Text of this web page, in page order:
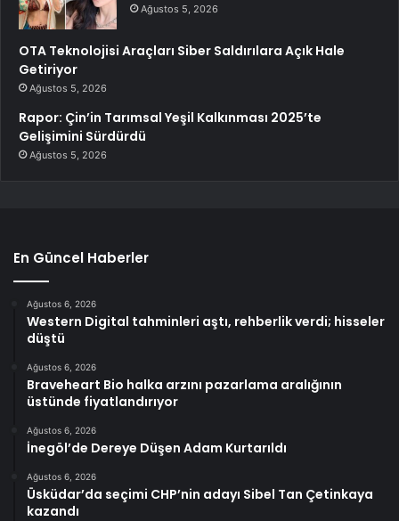
Ağustos 5, 2026
OTA Teknolojisi Araçları Siber Saldırılara Açık Hale
Getiriyor
Ağustos 5, 2026
Rapor: Çin’in Tarımsal Yeşil Kalkınması 2025’te
Gelişimini Sürdürdü
Ağustos 5, 2026
En Güncel Haberler
Ağustos 6, 2026
Western Digital tahminleri aştı, rehberlik verdi; hisseler
düştü
Ağustos 6, 2026
Braveheart Bio halka arzını pazarlama aralığının
üstünde fiyatlandırıyor
Ağustos 6, 2026
İnegöl’de Dereye Düşen Adam Kurtarıldı
Ağustos 6, 2026
Üsküdar’da seçimi CHP’nin adayı Sibel Tan Çetinkaya
kazandı